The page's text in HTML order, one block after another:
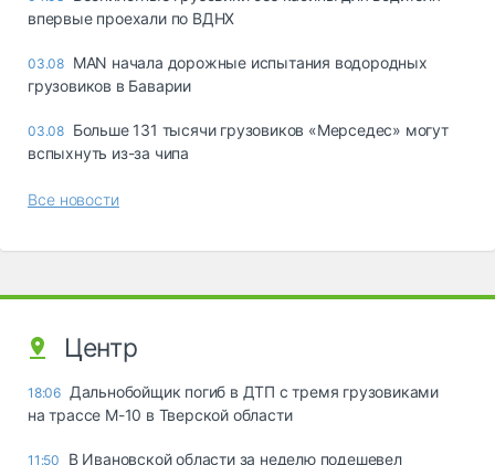
впервые проехали по ВДНХ
03.08 MAN начала дорожные испытания водородных
грузовиков в Баварии
03.08 Больше 131 тысячи грузовиков «Мерседес» могут
вспыхнуть из-за чипа
Все новости
Центр
18:06 Дальнобойщик погиб в ДТП с тремя грузовиками
на трассе М-10 в Тверской области
11:50
В Ивановской области за неделю подешевел